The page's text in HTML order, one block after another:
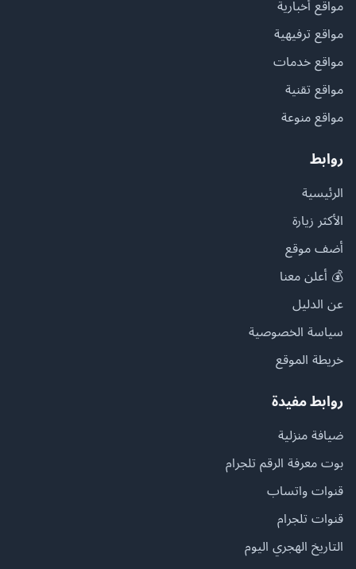
مواقع أخبارية
مواقع ترفيهية
مواقع خدمات
مواقع تقنية
مواقع منوعة
روابط
الرئيسية
الأكثر زيارة
أضف موقع
💰 أعلن معنا
عن الدليل
سياسة الخصوصية
خريطة الموقع
روابط مفيدة
ضيافة منزلية
بوت معرفة الرقم تلجرام
قنوات واتساب
قنوات تلجرام
التاريخ الهجري اليوم